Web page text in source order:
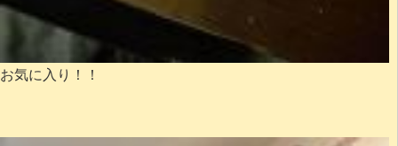
お気に入り！！